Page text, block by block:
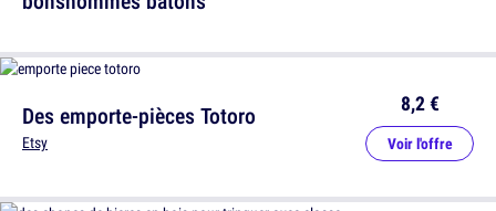
Des emporte-pièces Totoro
Etsy
8,2 €
Voir l'offre